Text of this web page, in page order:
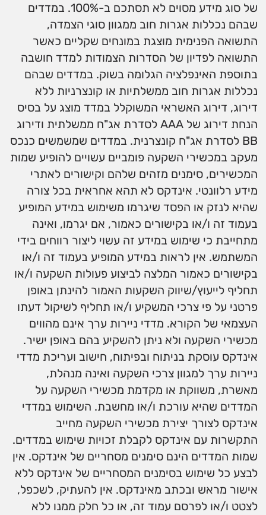
של סוג מידע מסוים לא תסתכם ב-100%. במדדים
שבהם נכללות אגרות חוב ממגוון סוגי הצמדה,
התשואה הפנימית מוצגת במונחים שקליים כאשר
התשואה לפדיון של הסדרות הצמודות למדד חושבה
בתוספת האינפלציה הגלומה בשוק. במדדים שבהם
נכללות אגרות חוב ממשלתיות או קונצרניות ללא
דירוג, דירוג האשראי המשוקלל במדד מוצג על בסיס
הנחת דירוג של AAA לסדרת אג"ח ממשלתית ודירוג
BB לסדרת אג"ח קונצרנית. במדדים שמשמשים כנכס
מעקב במכשירי השקעה פומביים עשויים להופיע שמות
המכשירים, סימנים מזהים שלהם וקישורים לאתרי
מידע רלוונטי. אינדקס לא תהא אחראית בכל צורה
שהיא לנזק או הפסד שיגרמו משימוש במידע המופיע
בעמוד זה ו/או בקישורים כאמור, אם יגרמו, ואינה
מתחייבת כי שימוש במידע זה עשוי ליצור רווחים בידי
המשתמש. אין לראות במידע המופיע בעמוד זה ו/או
בקישורים כאמור המלצה לביצוע פעולות השקעה ו/או
תחליף לייעוץ/שיווק השקעות האמור להינתן באופן
פרטני על פי צרכי המשקיע ו/או תחליף לשיקול דעתו
העצמאי של הקורא. מדדי ניירות ערך אינם מהווים
מכשירי השקעה ולא ניתן להשקיע בהם באופן ישיר.
אינדקס עוסקת בניתוח ובפיתוח, חישוב ועריכת מדדי
ניירות ערך למגוון צרכי השקעה ואינה מנהלת,
מאשרת, משווקת או מקדמת מכשירי השקעה על
המדדים שהיא עורכת ו/או מחשבת. השימוש במדדי
אינדקס לצורך יצירת מכשירי השקעה מחייב
התקשרות עם אינדקס לקבלת זכויות שימוש במדדים.
שמות המדדים הינם סימנים מסחריים של אינדקס. אין
לבצע כל שימוש בסימנים המסחריים של אינדקס ללא
אישור מראש ובכתב מאינדקס. אין להעתיק, לשכפל,
לצטט ו/או לפרסם עמוד זה, או כל חלק ממנו ללא